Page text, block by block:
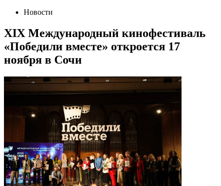
Новости
XIX Международный кинофестиваль
«Победили вместе» откроется 17
ноября в Сочи